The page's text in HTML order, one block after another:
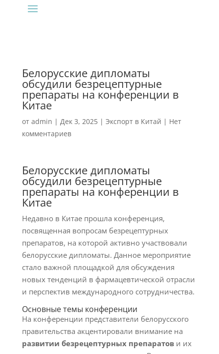
Белорусские дипломаты
обсудили безрецептурные
препараты на конференции в
Китае
от admin | Дек 3, 2025| Экспорт в Китай | Нет
комментариев
Белорусские дипломаты
обсудили безрецептурные
препараты на конференции в
Китае
Недавно в Китае прошла конференция,
посвященная вопросам безрецептурных
препаратов, на которой активно участвовали
белорусские дипломаты. Данное мероприятие
стало важной площадкой для обсуждения
новых тенденций в фармацевтической отрасли
и перспектив международного сотрудничества.
Основные темы конференции
На конференции представители белорусского
правительства акцентировали внимание на
развитии безрецептурных препаратови их